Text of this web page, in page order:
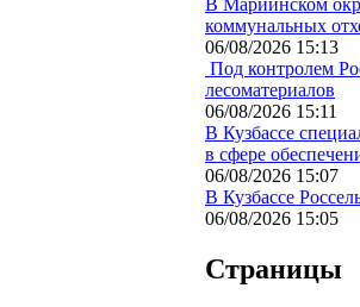
коммунальных
06/08/2026 15:13
Под контролем
лесоматериалов
06/08/2026 15:11
В Кузбассе
в сфере
06/08/2026 15:07
В Кузбассе
06/08/2026 15:05
Страницы